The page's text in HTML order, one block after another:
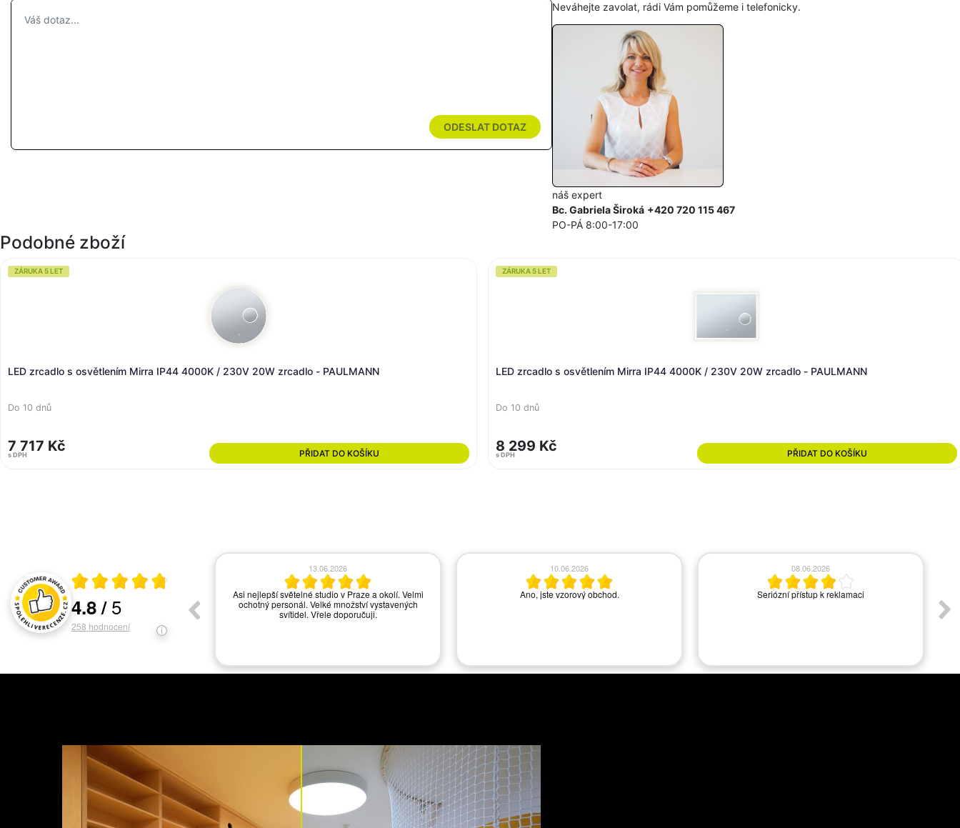
ODESLAT DOTAZ
Neváhejte zavolat, rádi Vám pomůžeme i telefonicky.
náš expert
Bc. Gabriela Široká +420 720 115 467
PO-PÁ 8:00-17:00
Podobné zboží
ZÁRUKA 5 LET
LED zrcadlo s osvětlením Mirra IP44 CCT 230V 22W stmívatelné zrcadlo/bílá - PAULMANN
Do 10 dnů
9 202 Kč PŘIDAT DO KOŠÍKU
ZÁRUKA 5 LET
LED zrcadlo s osvětlením Mirra IP44 CCT 230V 11,5W stmívatelné černá/zrcadlo -
Do 10 dnů
8 154 Kč PŘIDAT DO KOŠÍKU
Hodnocení a recenze zákazníků
Průměrné hodnocení 4.8 z 5
4.8/5
258 hodnocení
13.06.2026
Asi nejlepší světelné studio v Praze a okolí. Velmi
ochotný personál. Velké množství vystavených
svítidel. Vřele doporučuji.
10.06.2026
Ano, jste vzorový obchod.
08.06.2026
Seriózní přístup k reklamaci